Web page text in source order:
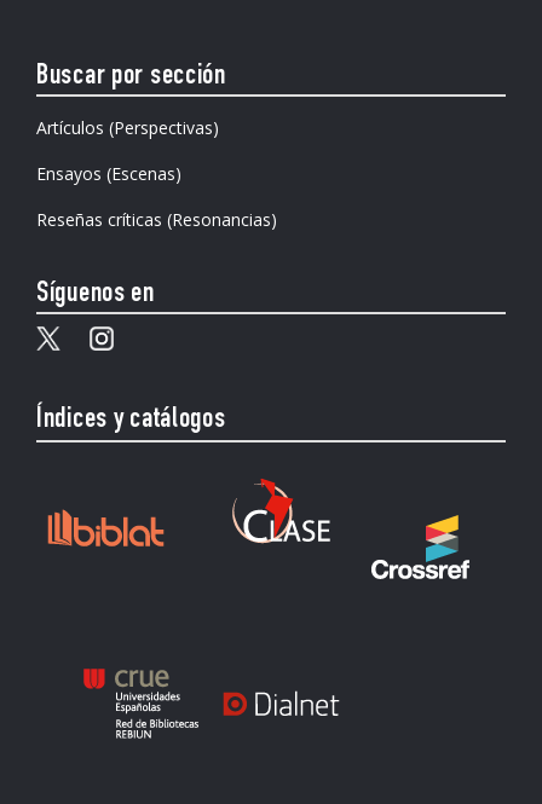
Buscar por sección
Artículos (Perspectivas)
Ensayos (Escenas)
Reseñas críticas (Resonancias)
Síguenos en
Índices y catálogos